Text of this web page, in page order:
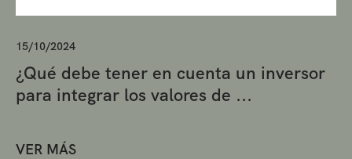
15/10/2024
¿Qué debe tener en cuenta un inversor
para integrar los valores de ...
VER MÁS